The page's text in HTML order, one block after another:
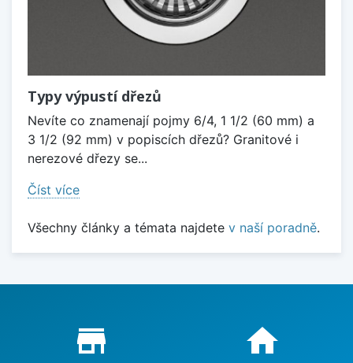
Typy výpustí dřezů
Nevíte co znamenají pojmy 6/4, 1 1/2 (60 mm) a
3 1/2 (92 mm) v popiscích dřezů? Granitové i
nerezové dřezy se...
Číst více
Všechny články a témata najdete v naší poradně.
Proč nakupovat u nás?
store_mall_directory home